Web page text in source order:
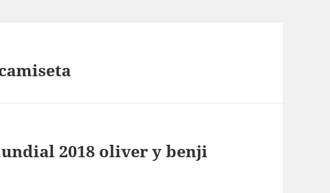
2018 oliver y benji